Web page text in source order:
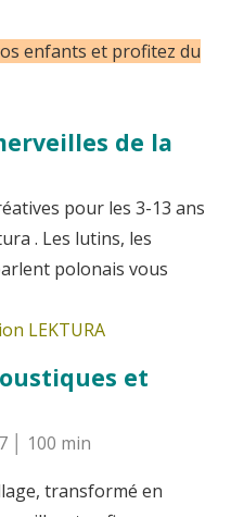
enfants et profitez du
de la
pour les 3-13 ans
. Les lutins, les
polonais vous
LEKTURA
et
│ 100 min
transformé en